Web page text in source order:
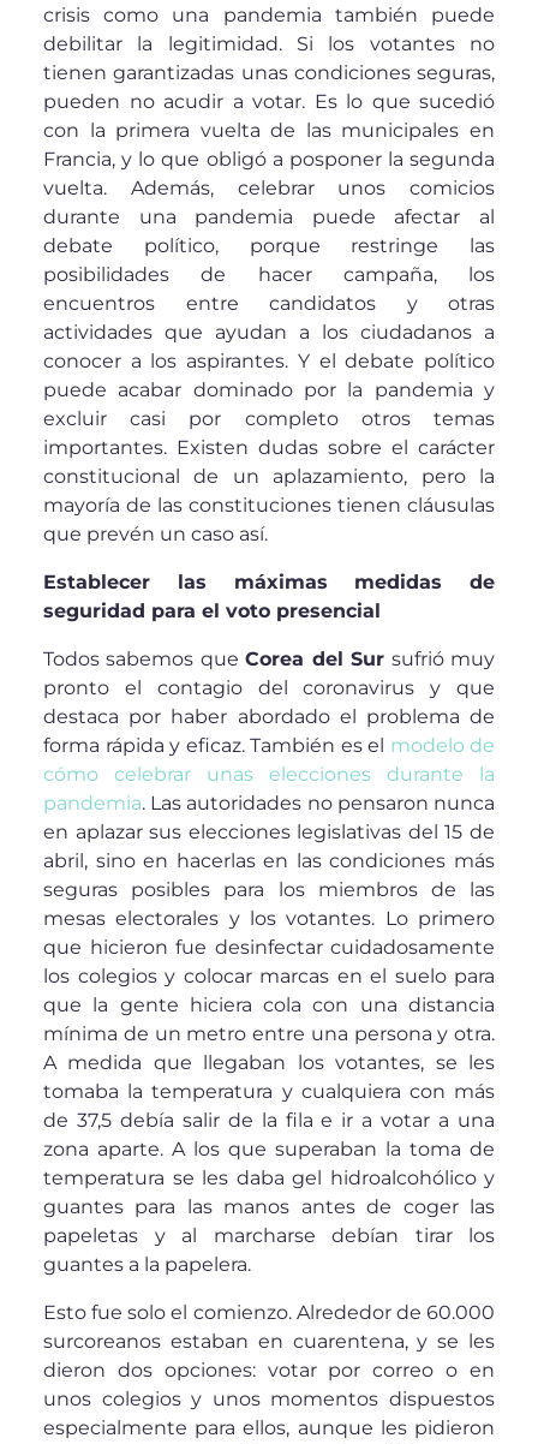
crisis como una pandemia también puede
debilitar la legitimidad. Si los votantes no
tienen garantizadas unas condiciones seguras,
pueden no acudir a votar. Es lo que sucedió
con la primera vuelta de las municipales en
Francia, y lo que obligó a posponer la segunda
vuelta. Además, celebrar unos comicios
durante una pandemia puede afectar al
debate político, porque restringe las
posibilidades de hacer campaña, los
encuentros entre candidatos y otras
actividades que ayudan a los ciudadanos a
conocer a los aspirantes. Y el debate político
puede acabar dominado por la pandemia y
excluir casi por completo otros temas
importantes. Existen dudas sobre el carácter
constitucional de un aplazamiento, pero la
mayoría de las constituciones tienen cláusulas
que prevén un caso así.
Establecer las máximas medidas de
seguridad para el voto presencial
Todos sabemos queCorea del Sur sufrió muy
pronto el contagio del coronavirus y que
destaca por haber abordado el problema de
forma rápida y eficaz. También es el modelo de
cómo celebrar unas elecciones durante la
pandemia. Las autoridades no pensaron nunca
en aplazar sus elecciones legislativas del 15 de
abril, sino en hacerlas en las condiciones más
seguras posibles para los miembros de las
mesas electorales y los votantes. Lo primero
que hicieron fue desinfectar cuidadosamente
los colegios y colocar marcas en el suelo para
que la gente hiciera cola con una distancia
mínima de un metro entre una persona y otra.
A medida que llegaban los votantes, se les
tomaba la temperatura y cualquiera con más
de 37,5 debía salir de la fila e ir a votar a una
zona aparte. A los que superaban la toma de
temperatura se les daba gel hidroalcohólico y
guantes para las manos antes de coger las
papeletas y al marcharse debían tirar los
guantes a la papelera.
Esto fue solo el comienzo. Alrededor de 60.000
surcoreanos estaban en cuarentena, y se les
dieron dos opciones: votar por correo o en
unos colegios y unos momentos dispuestos
especialmente para ellos, aunque les pidieron